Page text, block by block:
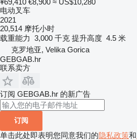
¥69,410 €8,900 ≈ US$10,280
电动叉车
2021
20,514 摩托小时
载重能力 3,000 千克 提升高度 4.5 米
克罗地亚, Velika Gorica
GEBGAB.hr
联系卖方
订阅 GEBGAB.hr 的新广告
订阅
单击此处即表明您同意我们的隐私政策和